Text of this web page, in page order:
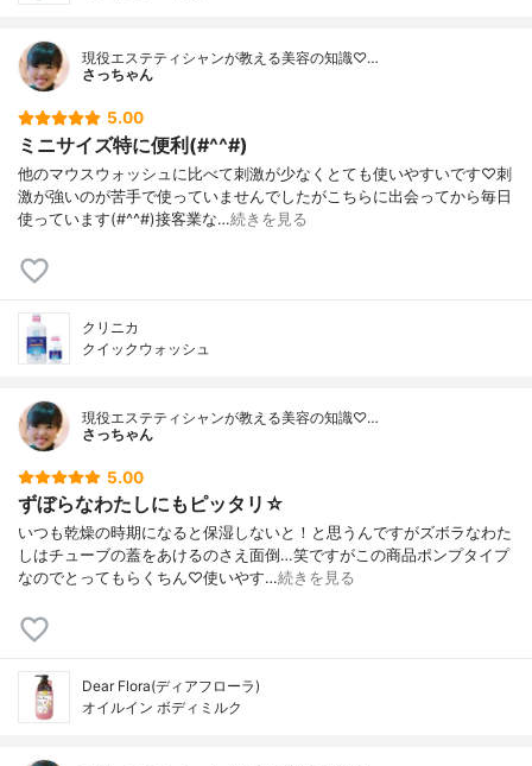
現役エステティシャンが教える美容の知識♡…
さっちゃん
5.00
ミニサイズ特に便利(#^^#)
他のマウスウォッシュに比べて刺激が少なくとても使いやすいです♡刺
激が強いのが苦手で使っていませんでしたがこちらに出会ってから毎日
使っています(#^^#)接客業な…続きを見る
クリニカ
クイックウォッシュ
現役エステティシャンが教える美容の知識♡…
さっちゃん
5.00
ずぼらなわたしにもピッタリ☆
いつも乾燥の時期になると保湿しないと！と思うんですがズボラなわた
しはチューブの蓋をあけるのさえ面倒…笑ですがこの商品ポンプタイプ
なのでとってもらくちん♡使いやす…続きを見る
Dear Flora(ディアフローラ)
オイルイン ボディミルク